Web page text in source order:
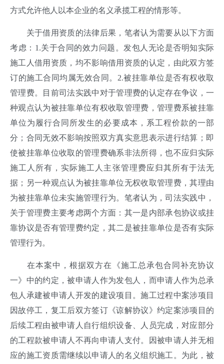
方式允许他人以本企业的名义承揽工程的情形等。
关于借用资质的法律后果，笔者认为需要从以下方面
考虑：1.关于合同的效力问题。发包人无论是否明知实际
施工人借用资质，均不影响借用资质的认定，由此双方签
订的施工合同均属无效合同。2.被挂靠单位是否有权收取
管理费。目前司法实践中对于管理费的认定存在争议，一
种观点认为被挂靠单位有权收取管理费，管理费系被挂靠
单位为履行合同所发生的必要成本，系工程价款的一部
分；合同无效不影响按照双方真实意思表示进行结算；即
使被挂靠单位收取的管理费确系非法所得，也不应归实际
施工人所有，实际施工人主张管理费应归其所有于法无
据；另一种观点认为被挂靠单位无权收取管理费，其理由
为被挂靠单位未实施管理行为。笔者认为，司法实践中，
关于管理费主要考虑两个方面：其一是内部承包协议或挂
靠协议是否有管理费约定，其二是被挂靠单位是否有实际
管理行为。
在本案中，根据双方在《施工总承包合同补充协议
一》中的约定，被申请人作为发包人，而申请人作为总承
包人承建被申请人开发的建设项目。施工过程中案涉项目
因故停工，复工后双方签订《谅解协议》约定案涉项目的
后续工程由被申请人自行组织设备、人员完成，对应部分
的工程款被申请人不再向申请人支付。因被申请人并无相
应的施工资质需继续以申请人的名义组织施工。为此，被